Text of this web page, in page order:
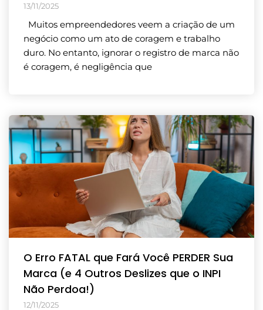
13/11/2025
Muitos empreendedores veem a criação de um
negócio como um ato de coragem e trabalho
duro. No entanto, ignorar o registro de marca não
é coragem, é negligência que
O Erro FATAL que Fará Você PERDER Sua
Marca (e 4 Outros Deslizes que o INPI
Não Perdoa!)
12/11/2025